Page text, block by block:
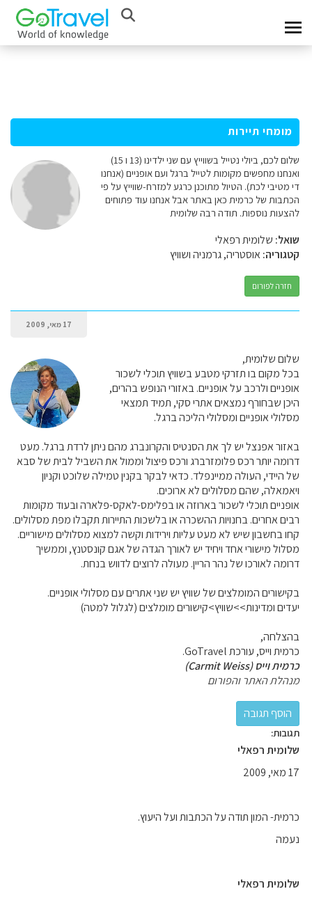
מומחי תיירות
שלום לכם, ביולי נטייל בשווייץ עם שני ילדינו (13 ו 15)
ואנחנו מחפשים מקומות לטייל ברגל ועם אופניים (אנחנו
די מטיבי לכת). הטיול מתוכנן כרגע למזרח-שווייץ על פי
הכתבות של כרמית כאן באתר אבל אנחנו עוד פתוחים
להצעות נוספות. תודה רבה שלומית
שואל: שלומית רפאלי
קטגוריה:אוסטריה, גרמניה ושוויץ
חזרה לפורום
17 מאי, 2009
שלום שלומית,
בכל מקום בו תזרקי מטבע בשוויץ תוכלי לשכור
אופניים ולרכב על אופניים. באזורי הנופש בהרים,
היכן שבחורף נמצאים אתרי סקי, תמיד תמצאי
מסלולי אופניים ומסלולי הליכה ברגל.
באזור אפנצל יש לך את הסנטיס והקרונברג מהם ניתן לרדת ברגל. מעט
דרומה יותר רכס פלומזרברג ורכס פיצול וממול את השביל לבית של סבא
של היידי, העולה ממיינפלד. כדאי לבקר בקנין טמילה שלוכט וקניון
ויאמאלה, שהם מסלולים לא ארוכים.
אופניים תוכלי לשכור בארוזה או בפלימס-לאקס-פלארה ובעוד מקומות
רבים אחרים. בחנויות ההשכרה או בלשכות התיירות תקבלו מפת מסלולים.
קחו בחשבון שיש לא מעט עליות וירידות וקשה למצוא מסלולים מישוריים.
מסלול מישורי אחד ויחיד יש לאורך הגדה של אגם קונסטנץ, וממשיך
דרומה לאורכו של נהר הריין. מעולה לרוצים לדווש בנחת.
בקישורים המומלצים של שוויץ יש שני אתרים עם מסלולי אופניים.
יעדים ומדינות>>שוויץ>קישורים מומלצים (לגלול למטה)
בהצלחה,
כרמית וייס, עורכת GoTravel.
כרמית וייס (Carmit Weiss)
מנהלת האתר והפורום
תגובות:
שלומית רפאלי
17 מאי, 2009
כרמית- המון תודה על הכתבות ועל היעוץ.
נעמה
שלומית רפאלי